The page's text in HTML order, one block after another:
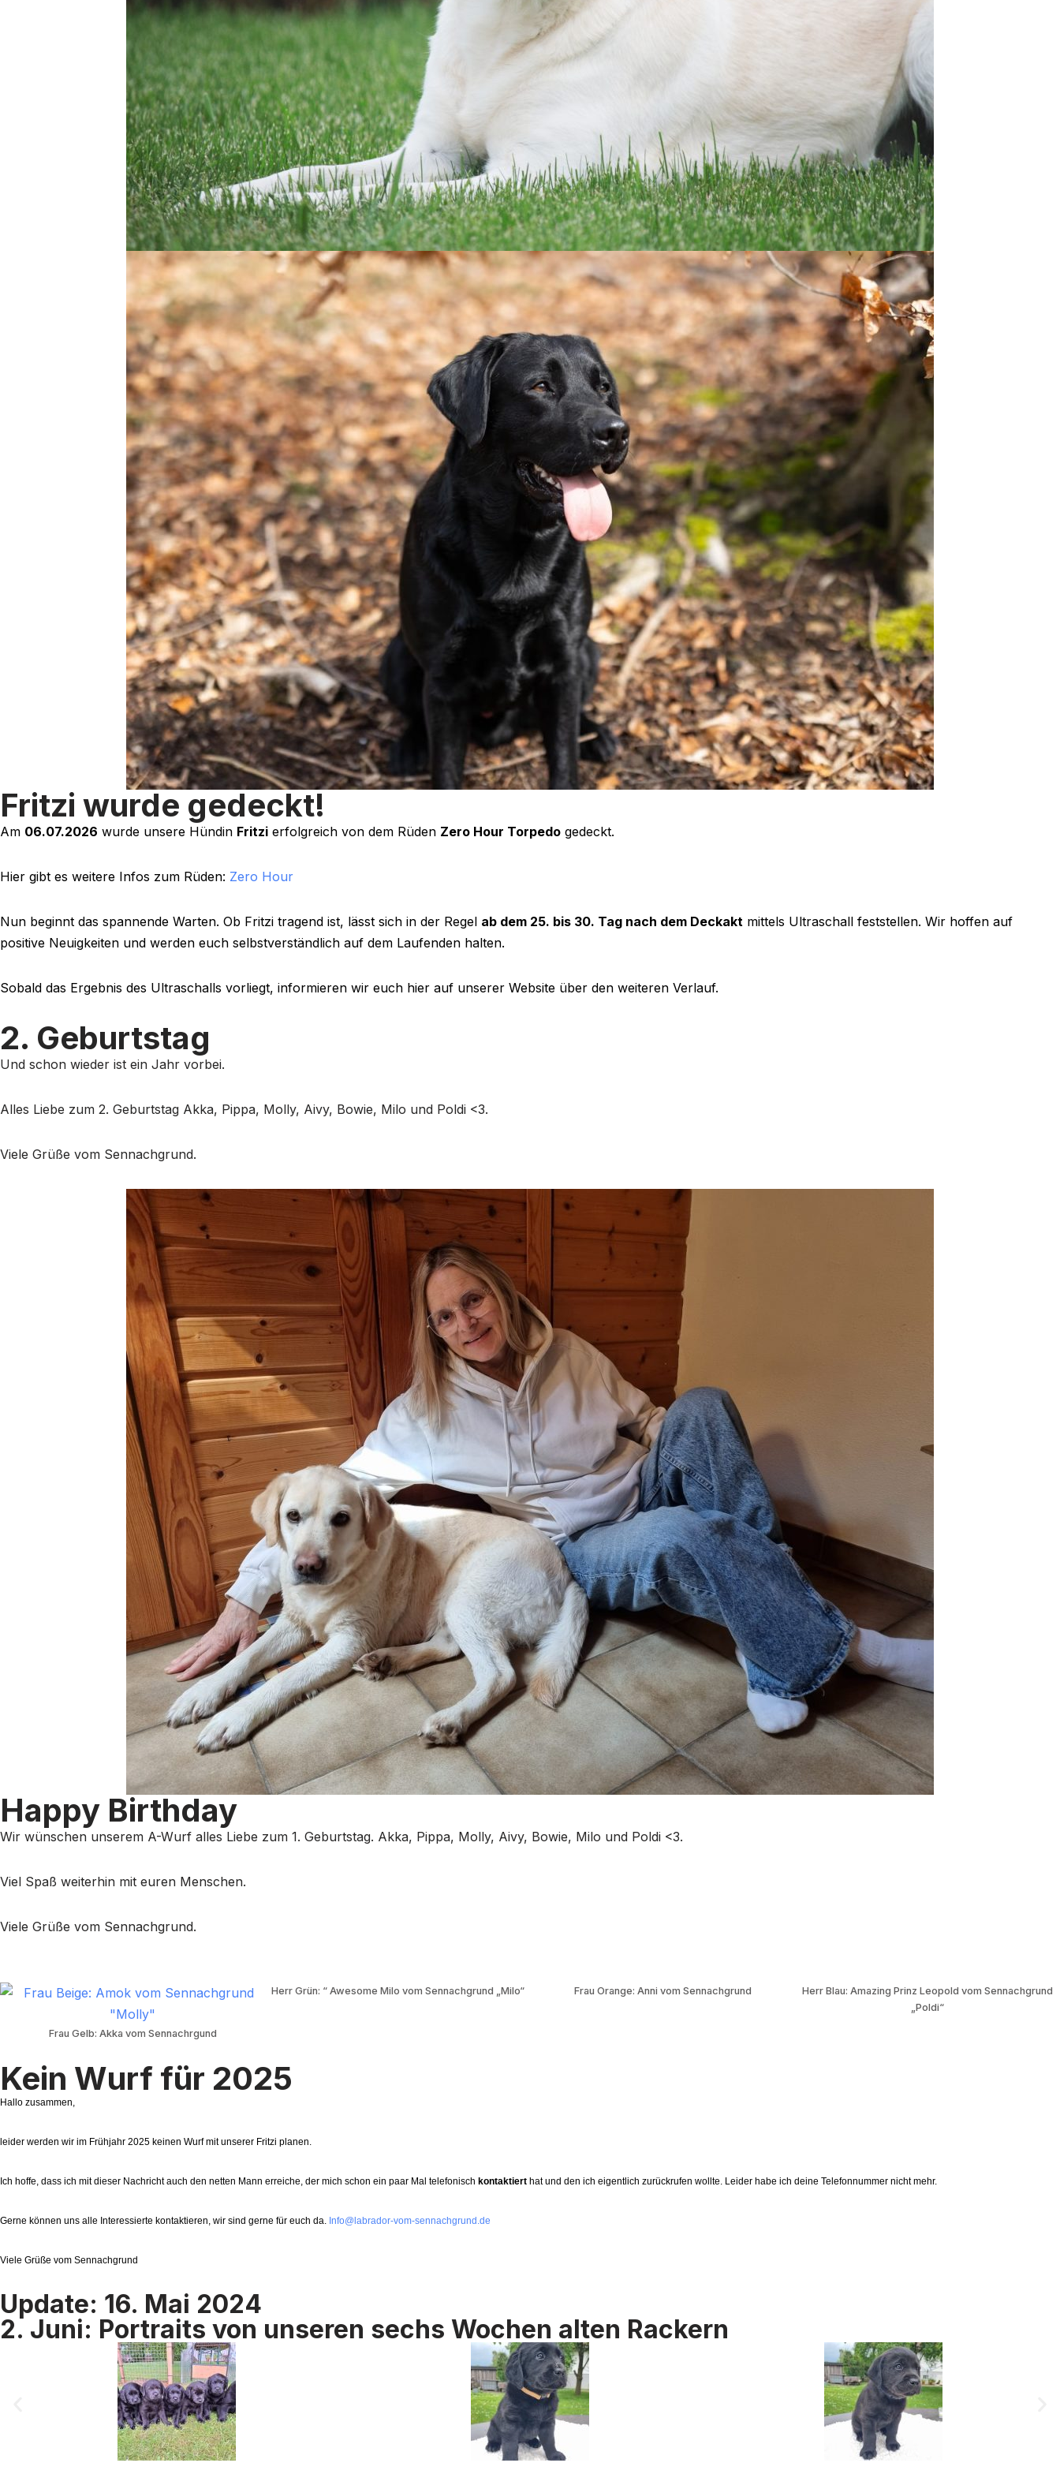
Fritzi wurde gedeckt!
Am 06.07.2026 wurde unsere Hündin Fritzi erfolgreich von dem Rüden Zero Hour Torpedo gedeckt.
Hier gibt es weitere Infos zum Rüden: Zero Hour
Nun beginnt das spannende Warten. Ob Fritzi tragend ist, lässt sich in der Regel ab dem 25. bis 30. Tag nach dem Deckakt mittels Ultraschall feststellen. Wir hoffen auf
positive Neuigkeiten und werden euch selbstverständlich auf dem Laufenden halten.
Sobald das Ergebnis des Ultraschalls vorliegt, informieren wir euch hier auf unserer Website über den weiteren Verlauf.
2. Geburtstag
Und schon wieder ist ein Jahr vorbei.
Alles Liebe zum 2. Geburtstag Akka, Pippa, Molly, Aivy, Bowie, Milo und Poldi <3.
Viele Grüße vom Sennachgrund.
Happy Birthday
Wir wünschen unserem A-Wurf alles Liebe zum 1. Geburtstag. Akka, Pippa, Molly, Aivy, Bowie, Milo und Poldi <3.
Viel Spaß weiterhin mit euren Menschen.
Viele Grüße vom Sennachgrund.
Frau Gelb: Akka vom Sennachrgund
Herr Grün: “ Awesome Milo vom Sennachgrund „Milo“ Frau Orange: Anni vom Sennachgrund
Herr Blau: Amazing Prinz Leopold vom Sennachgrund
„Poldi“
Kein Wurf für 2025
Hallo zusammen,
leider werden wir im Frühjahr 2025 keinen Wurf mit unserer Fritzi planen.
Ich hoffe, dass ich mit dieser Nachricht auch den netten Mann erreiche, der mich schon ein paar Mal telefonisch kontaktiert hat und den ich eigentlich zurückrufen wollte. Leider habe ich deine Telefonnummer nicht mehr.
Gerne können uns alle Interessierte kontaktieren, wir sind gerne für euch da. Info@labrador-vom-sennachgrund.de
Viele Grüße vom Sennachgrund
Update: 16. Mai 2024
2. Juni: Portraits von unseren sechs Wochen alten Rackern